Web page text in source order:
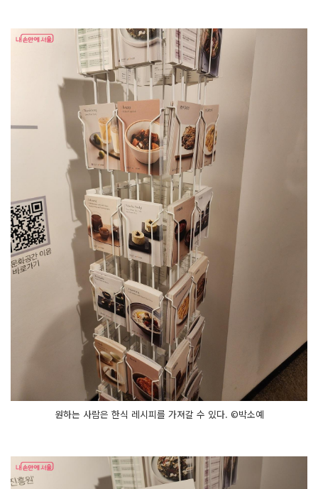
원하는 사람은 한식 레시피를 가져갈 수 있다. ©박소예